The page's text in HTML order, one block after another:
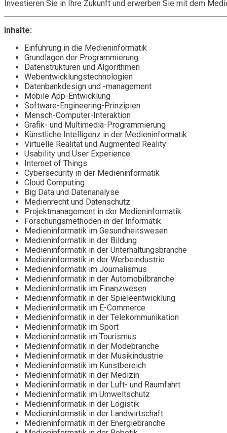
Investieren Sie in Ihre Zukunft und erwerben Sie mit dem
Inhalte:
Einführung in die Medieninformatik
Grundlagen der Programmierung
Datenstrukturen und Algorithmen
Webentwicklungstechnologien
Datenbankdesign und -management
Mobile App-Entwicklung
Software-Engineering-Prinzipien
Mensch-Computer-Interaktion
Grafik- und Multimedia-Programmierung
Künstliche Intelligenz in der Medieninformatik
Virtuelle Realität und Augmented Reality
Usability und User Experience
Internet of Things
Cybersecurity in der Medieninformatik
Cloud Computing
Big Data und Datenanalyse
Medienrecht und Datenschutz
Projektmanagement in der Medieninformatik
Forschungsmethoden in der Informatik
Medieninformatik im Gesundheitswesen
Medieninformatik in der Bildung
Medieninformatik in der Unterhaltungsbranche
Medieninformatik in der Werbeindustrie
Medieninformatik im Journalismus
Medieninformatik in der Automobilbranche
Medieninformatik im Finanzwesen
Medieninformatik in der Spieleentwicklung
Medieninformatik im E-Commerce
Medieninformatik in der Telekommunikation
Medieninformatik im Sport
Medieninformatik im Tourismus
Medieninformatik in der Modebranche
Medieninformatik in der Musikindustrie
Medieninformatik im Kunstbereich
Medieninformatik in der Medizin
Medieninformatik in der Luft- und Raumfahrt
Medieninformatik im Umweltschutz
Medieninformatik in der Logistik
Medieninformatik in der Landwirtschaft
Medieninformatik in der Energiebranche